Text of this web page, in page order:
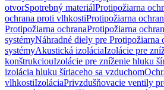
otvorSpotrebný materiálProtipožiarna
ochrana proti vlhkostiProtipožiarna
Protipožiarna ochranaProtipožiarna
systémyNáhradné diely pre Protipožiarna
systémyAkustická izoláciaIzolácie pre
konštrukciouIzolácie pre zníženie hluku
izolácia hluku šíriaceho sa vzduchom
vlhkostiIzoláciaPrivzdušňovacie ventily